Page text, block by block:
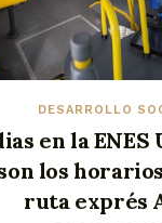
DESARROLLO
en la ENES
los
ruta exprés